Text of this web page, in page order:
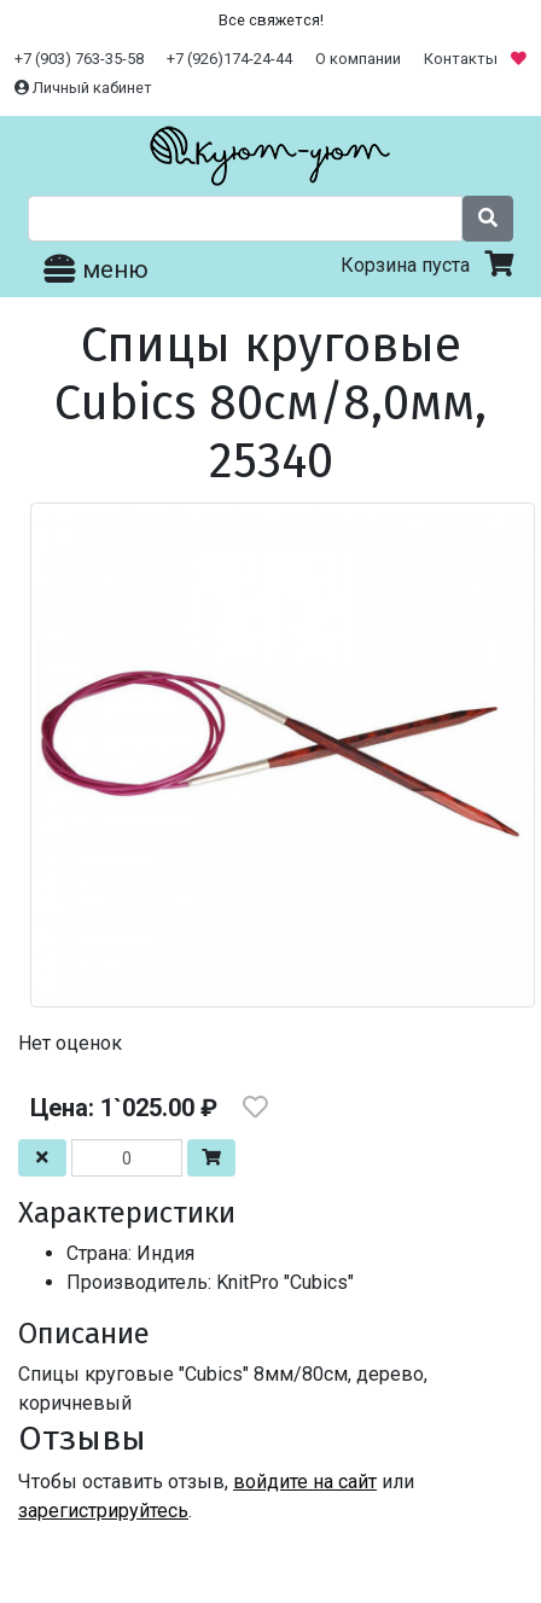
Все свяжется!
+7 (903) 763-35-58 +7 (926)174-24-44 О компании
Контакты
Личный кабинет
меню Корзина пуста
Спицы круговые
Cubics 80см/8,0мм,
25340
Нет оценок
Цена: 1`025.00 ₽
Характеристики
Страна: Индия
Производитель: KnitPro "Cubics"
Описание
Спицы круговые "Cubics" 8мм/80см, дерево,
коричневый
Отзывы
Чтобы оставить отзыв, войдите на сайт или
зарегистрируйтесь.